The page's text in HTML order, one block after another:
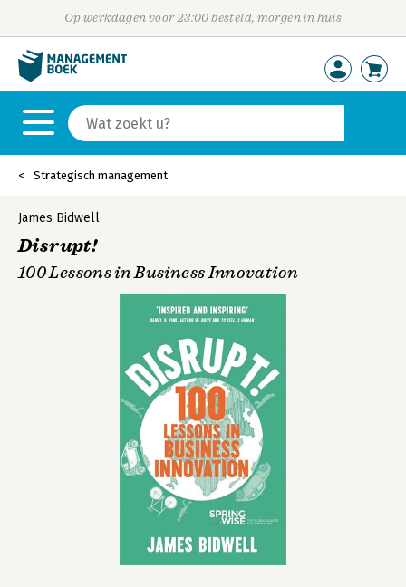
Op werkdagen voor 23:00 besteld, morgen in huis
Strategisch management
James Bidwell
Disrupt!
100 Lessons in Business Innovation